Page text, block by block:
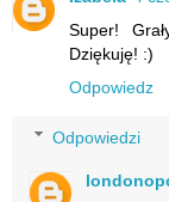
Super!
Dziękuję! :)
Odpowiedz
Odpowiedzi